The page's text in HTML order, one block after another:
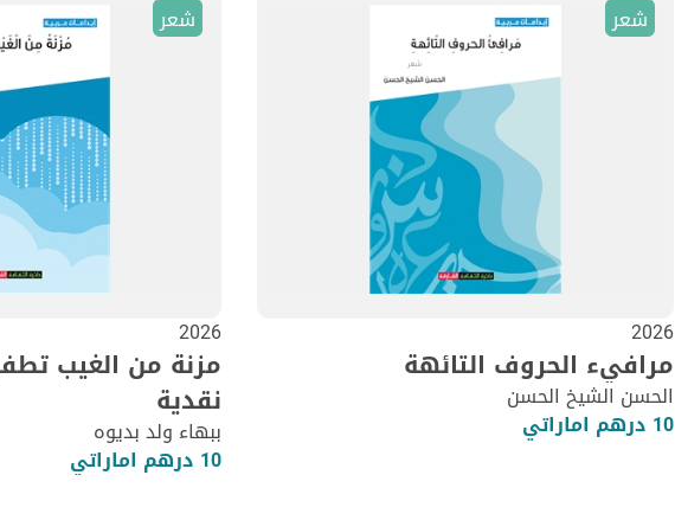
شعر
2026
مرافيء الحروف التائهة
الحسن الشيخ الحسن
10 درهم اماراتي
شعر
2026
مزنة من الغيب
نقدية
ببهاء ولد بديوه
10 درهم اماراتي